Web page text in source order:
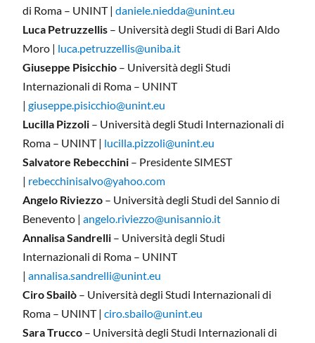
di Roma – UNINT | daniele.niedda@unint.eu
Luca Petruzzellis – Università degli Studi di Bari Aldo
Moro | luca.petruzzellis@uniba.it
Giuseppe Pisicchio – Università degli Studi
Internazionali di Roma – UNINT
| giuseppe.pisicchio@unint.eu
Lucilla Pizzoli – Università degli Studi Internazionali di
Roma – UNINT | lucilla.pizzoli@unint.eu
Salvatore Rebecchini – Presidente SIMEST
| rebecchinisalvo@yahoo.com
Angelo Riviezzo – Università degli Studi del Sannio di
Benevento | angelo.riviezzo@unisannio.it
Annalisa Sandrelli – Università degli Studi
Internazionali di Roma – UNINT
| annalisa.sandrelli@unint.eu
Ciro Sbailò – Università degli Studi Internazionali di
Roma – UNINT | ciro.sbailo@unint.eu
Sara Trucco – Università degli Studi Internazionali di